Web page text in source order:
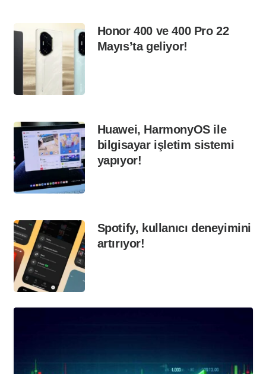
Honor 400 ve 400 Pro 22
Mayıs’ta geliyor!
Huawei, HarmonyOS ile
bilgisayar işletim sistemi
yapıyor!
Spotify, kullanıcı deneyimini
artırıyor!